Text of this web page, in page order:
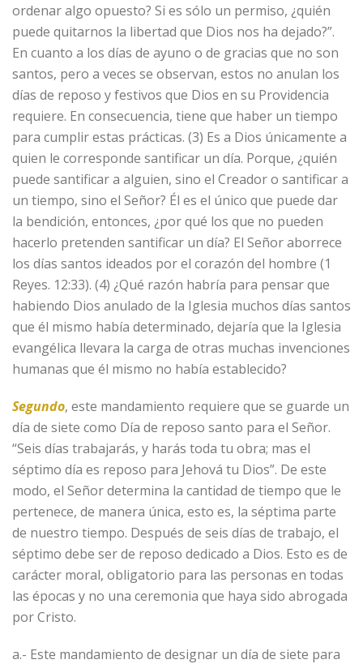
ordenar algo opuesto? Si es sólo un permiso, ¿quién
puede quitarnos la libertad que Dios nos ha dejado?”.
En cuanto a los días de ayuno o de gracias que no son
santos, pero a veces se observan, estos no anulan los
días de reposo y festivos que Dios en su Providencia
requiere. En consecuencia, tiene que haber un tiempo
para cumplir estas prácticas. (3) Es a Dios únicamente a
quien le corresponde santificar un día. Porque, ¿quién
puede santificar a alguien, sino el Creador o santificar a
un tiempo, sino el Señor? Él es el único que puede dar
la bendición, entonces, ¿por qué los que no pueden
hacerlo pretenden santificar un día? El Señor aborrece
los días santos ideados por el corazón del hombre (1
Reyes. 12:33). (4) ¿Qué razón habría para pensar que
habiendo Dios anulado de la Iglesia muchos días santos
que él mismo había determinado, dejaría que la Iglesia
evangélica llevara la carga de otras muchas invenciones
humanas que él mismo no había establecido?
Segundo, este mandamiento requiere que se guarde un
día de siete como Día de reposo santo para el Señor.
“Seis días trabajarás, y harás toda tu obra; mas el
séptimo día es reposo para Jehová tu Dios”. De este
modo, el Señor determina la cantidad de tiempo que le
pertenece, de manera única, esto es, la séptima parte
de nuestro tiempo. Después de seis días de trabajo, el
séptimo debe ser de reposo dedicado a Dios. Esto es de
carácter moral, obligatorio para las personas en todas
las épocas y no una ceremonia que haya sido abrogada
por Cristo.
a.- Este mandamiento de designar un día de siete para